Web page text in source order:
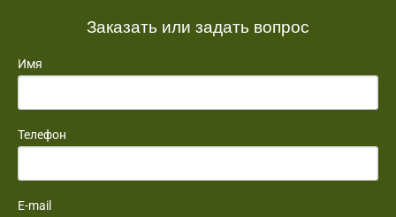
Заказать или задать вопрос
Имя
Телефон
E-mail